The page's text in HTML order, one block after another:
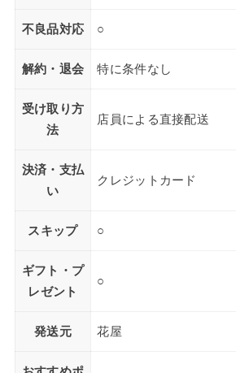
不良品対応 ○
解約・退会 特に条件なし
受け取り方
法
店員による直接配送
決済・支払
い
クレジットカード
スキップ ○
ギフト・プ
レゼント
○
発送元 花屋